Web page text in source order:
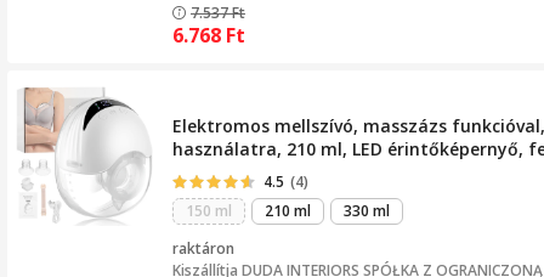
7.537Ft
6.768 Ft
Elektromos mellszívó, masszázs
használatra, 210 ml, LED érintőképernyő,
4.5 (4)
150 ml
210 ml
330 ml
raktáron
Kiszállítja DUDA INTERIORS SPÓŁKA Z